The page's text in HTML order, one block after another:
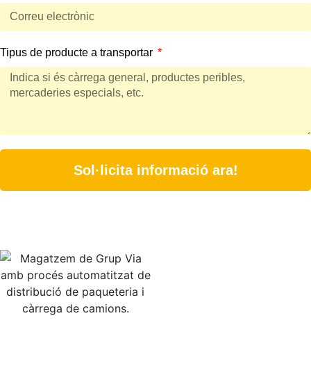
Tipus de producte a transportar
Sol·licita informació ara!